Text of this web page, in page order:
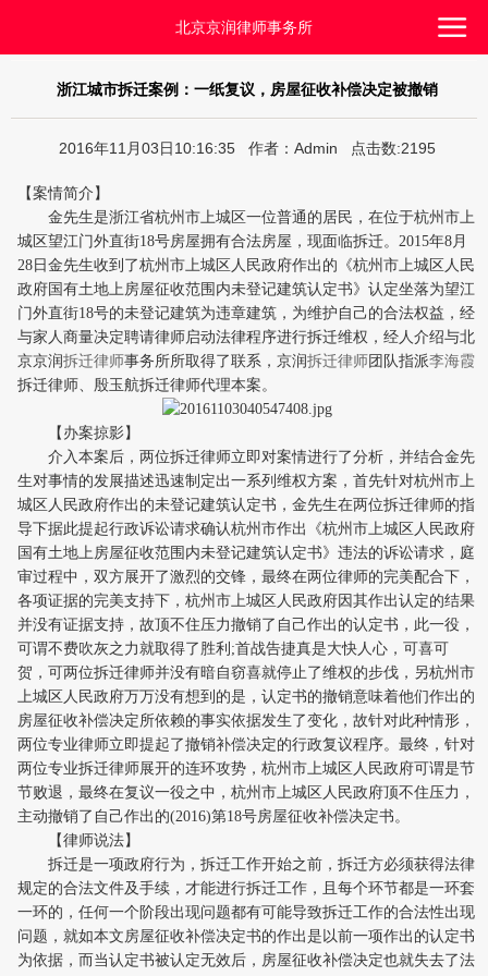
北京京润律师事务所
浙江城市拆迁案例：一纸复议，房屋征收补偿决定被撤销
2016年11月03日10:16:35 作者：Admin 点击数:2195
【案情简介】
金先生是浙江省杭州市上城区一位普通的居民，在位于杭州市上
城区望江门外直街18号房屋拥有合法房屋，现面临拆迁。2015年8月
28日金先生收到了杭州市上城区人民政府作出的《杭州市上城区人民
政府国有土地上房屋征收范围内未登记建筑认定书》认定坐落为望江
门外直街18号的未登记建筑为违章建筑，为维护自己的合法权益，经
与家人商量决定聘请律师启动法律程序进行拆迁维权，经人介绍与北
京京润拆迁律师事务所所取得了联系，京润拆迁律师 团队指派李海霞
拆迁律师、殷玉航拆迁律师代理本案。
【办案掠影】
介入本案后，两位拆迁律师立即对案情进行了分析，并结合金先
生对事情的发展描述迅速制定出一系列维权方案，首先针对杭州市上
城区人民政府作出的未登记建筑认定书，金先生在两位拆迁律师的指
导下据此提起行政诉讼请求确认杭州市作出《杭州市上城区人民政府
国有土地上房屋征收范围内未登记建筑认定书》违法的诉讼请求，庭
审过程中，双方展开了激烈的交锋，最终在两位律师的完美配合下，
各项证据的完美支持下，杭州市上城区人民政府因其作出认定的结果
并没有证据支持，故顶不住压力撤销了自己作出的认定书，此一役，
可谓不费吹灰之力就取得了胜利;首战告捷真是大快人心，可喜可
贺，可两位拆迁律师并没有暗自窃喜就停止了维权的步伐，另杭州市
上城区人民政府万万没有想到的是，认定书的撤销意味着他们作出的
房屋征收补偿决定所依赖的事实依据发生了变化，故针对此种情形，
两位专业律师立即提起了撤销补偿决定的行政复议程序。最终，针对
两位专业拆迁律师展开的连环攻势，杭州市上城区人民政府可谓是节
节败退，最终在复议一役之中，杭州市上城区人民政府顶不住压力，
主动撤销了自己作出的(2016)第18号房屋征收补偿决定书。
【律师说法】
拆迁是一项政府行为，拆迁工作开始之前，拆迁方必须获得法律
规定的合法文件及手续，才能进行拆迁工作，且每个环节都是一环套
一环的，任何一个阶段出现问题都有可能导致拆迁工作的合法性出现
问题，就如本文房屋征收补偿决定书的作出是以前一项作出的认定书
为依据，而当认定书被认定无效后，房屋征收补偿决定也就失去了法